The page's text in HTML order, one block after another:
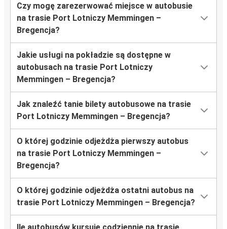
Czy mogę zarezerwować miejsce w autobusie
na trasie Port Lotniczy Memmingen –
Bregencja?
Jakie usługi na pokładzie są dostępne w
autobusach na trasie Port Lotniczy
Memmingen – Bregencja?
Jak znaleźć tanie bilety autobusowe na trasie
Port Lotniczy Memmingen – Bregencja?
O której godzinie odjeżdża pierwszy autobus
na trasie Port Lotniczy Memmingen –
Bregencja?
O której godzinie odjeżdża ostatni autobus na
trasie Port Lotniczy Memmingen – Bregencja?